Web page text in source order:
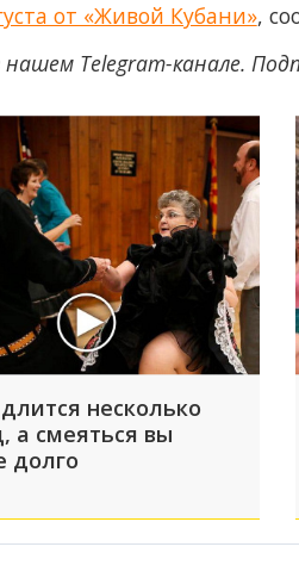
от «Живой Кубани»,
Telegram-канале.
несколько
а смеяться вы
долго